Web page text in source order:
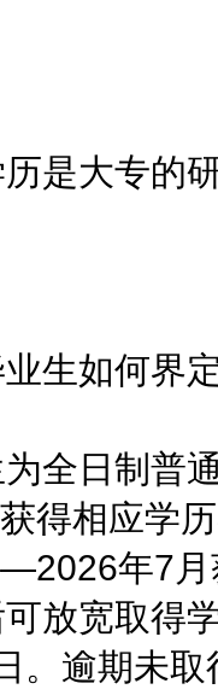
大专的研
生如何界
日制普通
得相应学
年7
放宽取得
。逾期未